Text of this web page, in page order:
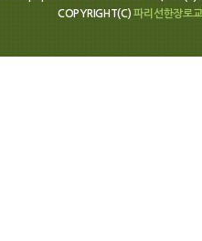
COPYRIGHT(C)파리선한장로